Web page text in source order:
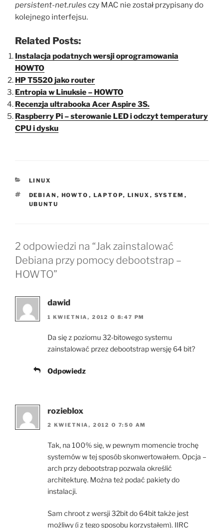
persistent-net.rules czy MAC nie został przypisany do
kolejnego interfejsu.
Related Posts:
Instalacja podatnych wersji oprogramowania
HOWTO
HP T5520 jako router
Entropia w Linuksie – HOWTO
Recenzja ultrabooka Acer Aspire 3S.
Raspberry Pi – sterowanie LED i odczyt temperatury
CPU i dysku
KATEGORIE
LINUX
TAGI
DEBIAN , HOWTO , LAPTOP, LINUX , SYSTEM ,
UBUNTU
2 odpowiedzi na “Jak zainstalować
Debiana przy pomocy debootstrap –
HOWTO”
dawid
1 KWIETNIA, 2012 O 8:47 PM
Da się z poziomu 32-bitowego systemu
zainstalować przez debootstrap wersję 64 bit?
Odpowiedz
rozieblox
2 KWIETNIA, 2012 O 7:50 AM
Tak, na 100% się, w pewnym momencie trochę
systemów w tej sposób skonwertowałem. Opcja –
arch przy debootstrap pozwala określić
architekturę. Można też podać pakiety do
instalacji.
Sam chroot z wersji 32bit do 64bit także jest
możliwy (i z tego sposobu korzystałem). IIRC